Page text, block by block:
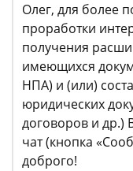
Олег, для более
проработки
получения
имеющихся
НПА) и (или)
юридических
договоров и др.)
чат (кнопка
доброго!